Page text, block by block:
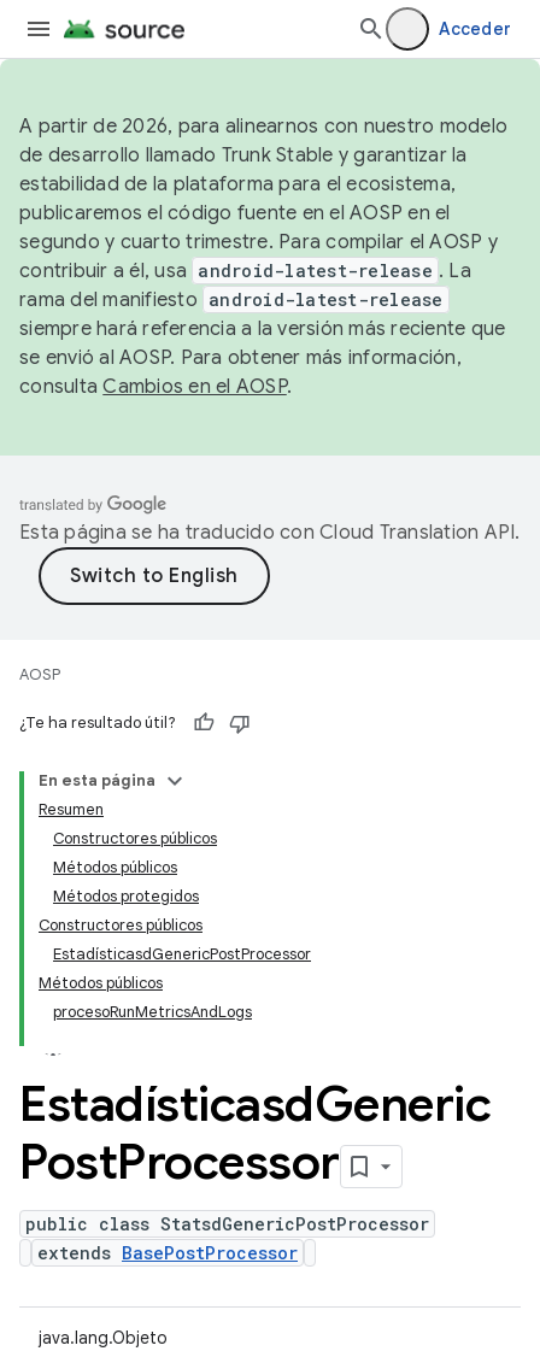
Acceder
A partir de 2026, para alinearnos con nuestro modelo
de desarrollo llamado Trunk Stable y garantizar la
estabilidad de la plataforma para el ecosistema,
publicaremos el código fuente en el AOSP en el
segundo y cuarto trimestre. Para compilar el AOSP y
contribuir a él, usa android-latest-release . La
rama del manifiesto android-latest-release
siempre hará referencia a la versión más reciente que
se envió al AOSP. Para obtener más información,
consultaCambios en el AOSP.
Esta página se ha traducido con Cloud Translation API.
AOSP
¿Te ha resultado útil?
En esta página
Resumen
Constructores públicos
Métodos públicos
Métodos protegidos
Constructores públicos
EstadísticasdGenericPostProcessor
Métodos públicos
procesoRunMetricsAndLogs
EstadísticasdGeneric
PostProcessor
public class StatsdGenericPostProcessor
extends BasePostProcessor
java.lang.Objeto